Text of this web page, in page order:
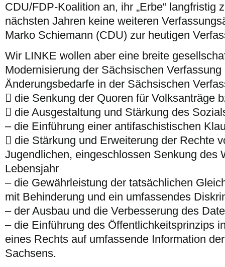
CDU/FDP-Koalition an, ihr „Erbe“ langfristig
nächsten Jahren keine weiteren
Marko Schiemann (CDU) zur heutigen
Wir LINKE wollen aber eine breite
Modernisierung der Sächsischen
Änderungsbedarfe in der Sächsischen
 die Senkung der Quoren für Volksanträge
 die Ausgestaltung und Stärkung des
– die Einführung einer antifaschistischen
 die Stärkung und Erweiterung der Rechte
Jugendlichen, eingeschlossen Senkung des
Lebensjahr
– die Gewährleistung der tatsächlichen
mit Behinderung und ein umfassendes
– der Ausbau und die Verbesserung des
– die Einführung des Öffentlichkeitsprinzips
eines Rechts auf umfassende Information
Sachsens.